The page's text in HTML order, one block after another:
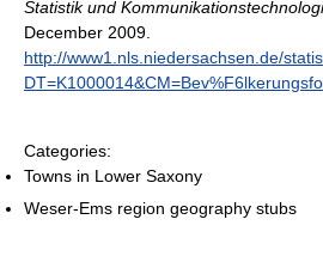
Statistik und
December 2009
http://www1.nls.niedersachsen.de/
Categories:
Towns in Lower Saxony
Weser-Ems region geography stubs